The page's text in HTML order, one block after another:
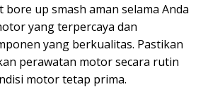
up smash aman selama Anda
yang terpercaya dan
yang berkualitas. Pastikan
perawatan motor secara rutin
motor tetap prima.